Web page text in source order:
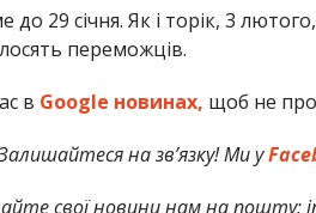
29 січня. Як і торік, 3
переможців.
в Google новинах, щоб не
на зв’язку! Ми у
свої новини нам на пошту: